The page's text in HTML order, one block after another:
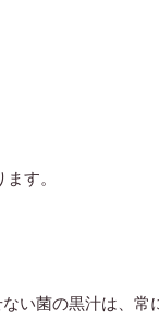
す。
い菌の黒汁は、